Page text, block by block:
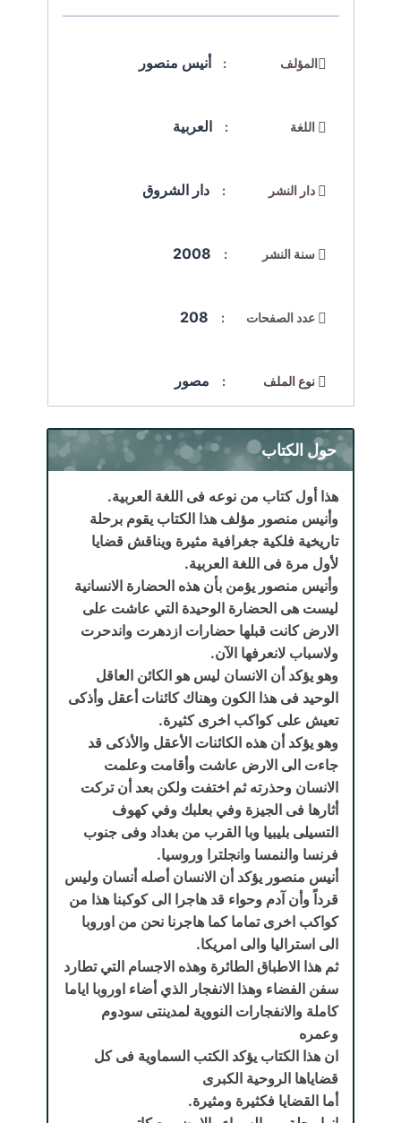
المؤلف : أنيس منصور
اللغة : العربية
دار النشر : دار الشروق
سنة النشر : 2008
عدد الصفحات : 208
نوع الملف : مصور
حول الكتاب
هذا أول كتاب من نوعه فى اللغة العربية.
وأنيس منصور مؤلف هذا الكتاب يقوم برحلة
تاريخية فلكية جغرافية مثيرة ويناقش قضايا
لأول مرة فى اللغة العربية.
وأنيس منصور يؤمن بأن هذه الحضارة الانسانية
ليست هى الحضارة الوحيدة التي عاشت على
الارض كانت قبلها حضارات ازدهرت واندحرت
ولاسباب لانعرفها الآن.
وهو يؤكد أن الانسان ليس هو الكائن العاقل
الوحيد فى هذا الكون وهناك كائنات أعقل وأذكى
تعيش على كواكب اخرى كثيرة.
وهو يؤكد أن هذه الكائنات الأعقل والأذكى قد
جاءت الى الارض عاشت وأقامت وعلمت
الانسان وحذرته ثم اختفت ولكن بعد أن تركت
أثارها فى الجيزة وفي بعلبك وفي كهوف
التسيلى بليبيا وبا القرب من بغداد وفى جنوب
فرنسا والنمسا وانجلترا وروسيا.
أنيس منصور يؤكد أن الانسان أصله أنسان وليس
قرداً وأن آدم وحواء قد هاجرا الى كوكبنا هذا من
كواكب اخرى تماما كما هاجرنا نحن من اوروبا
الى استراليا والى امريكا.
ثم هذا الاطباق الطائرة وهذه الاجسام التي تطارد
سفن الفضاء وهذا الانفجار الذي أضاء اوروبا اياما
كاملة والانفجارات النووية لمدينتى سودوم
وعمره
ان هذا الكتاب يؤكد الكتب السماوية فى كل
قضاياها الروحية الكبرى
أما القضايا فكثيرة ومثيرة.